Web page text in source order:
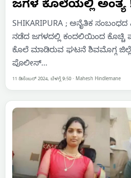
ಜಗಳ ಕೊಲೆಯಲ್ಲಿ ಅಂತ್ಯ
SHIKARIPURA ; ಅನೈತಿಕ ಸಂಬಂಧದ
ನಡೆದ ಜಗಳದಲ್ಲಿ ಕಂದಲಿಯಿಂದ ಕೊಚ್ಚಿ
ಕೊಲೆ ಮಾಡಿರುವ ಘಟನೆ ಶಿವಮೊಗ್ಗ ಜಿಲ್ಲೆ
ಪೊಲೀಸ್…
11 ಡಿಸೆಂಬರ್ 2024, ಬೆಳಗ್ಗೆ 9:50 · Mahesh Hindlemane